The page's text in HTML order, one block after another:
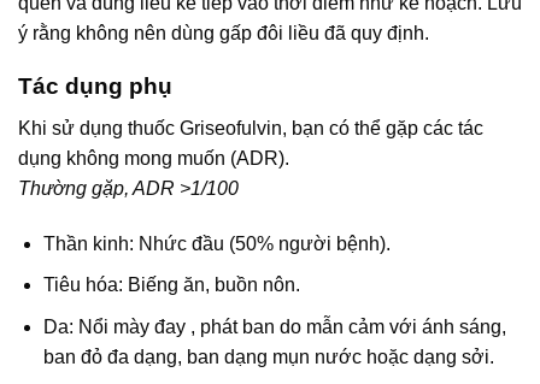
ý rằng không nên dùng gấp đôi liều đã quy định.
Tác dụng phụ
Khi sử dụng thuốc Griseofulvin, bạn có thể gặp các tác
dụng không mong muốn (ADR).
Thường gặp, ADR >1/100
Thần kinh: Nhức đầu (50% người bệnh).
Tiêu hóa: Biếng ăn, buồn nôn.
Da: Nổi mày đay , phát ban do mẫn cảm với ánh sáng,
ban đỏ đa dạng, ban dạng mụn nước hoặc dạng sởi.